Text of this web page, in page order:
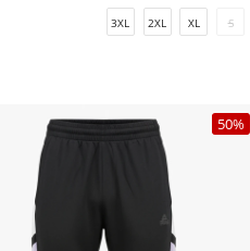
S
XL
2XL
3XL
50%